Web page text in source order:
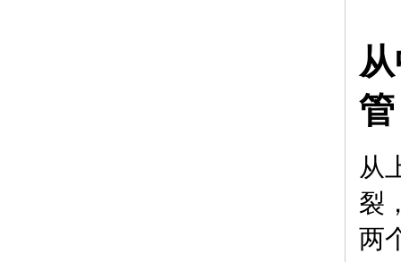
管
从
裂
两